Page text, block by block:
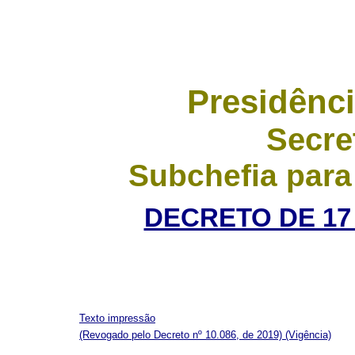
Subchefia
DECRETO DE
Texto impressão
(Revogado pelo Decreto nº 10.086, de 2019) (Vigência)